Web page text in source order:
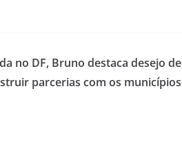
no DF, Bruno destaca desejo de
parcerias com os municípios